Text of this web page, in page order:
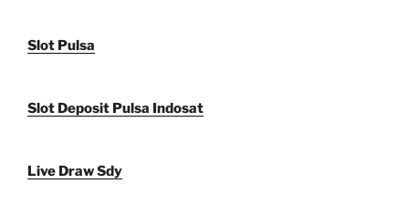
Slot Pulsa
Slot Deposit Pulsa Indosat
Live Draw Sdy